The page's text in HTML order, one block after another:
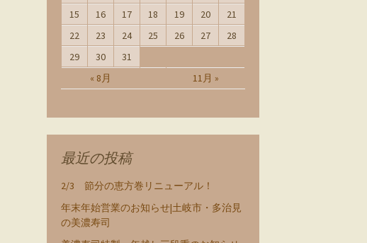
« 8月 11月 »
15
16 17 18 19 20
21
22
23 24 25 26 27
28
29
30 31
最近の投稿
2/3 節分の恵方巻リニューアル！
年末年始営業のお知らせ|土岐市・多治見
の美濃寿司